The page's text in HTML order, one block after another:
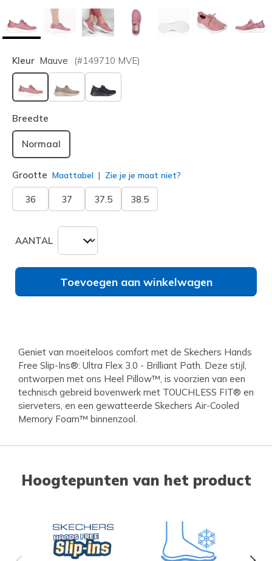
Kleur Mauve (#149710 MVE)
geselecteerd
Breedte
Normaal
Grootte Maattabel Zie je je maat niet?
36 37 37.5 38.5
AANTAL
Toevoegen aan winkelwagen
Geniet van moeiteloos comfort met de Skechers Hands
Free Slip-Ins®: Ultra Flex 3.0 - Brilliant Path. Deze stijl,
ontworpen met ons Heel Pillow™, is voorzien van een
technisch gebreid bovenwerk met TOUCHLESS FIT® en
sierveters, en een gewatteerde Skechers Air-Cooled
Memory Foam™ binnenzool.
Hoogtepunten van het product